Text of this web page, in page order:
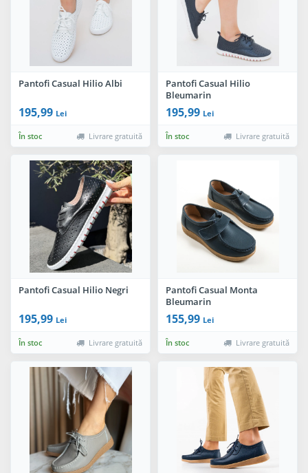
Pantofi Casual Hilio Albi
195,99 Lei
În stoc Livrare gratuită
Pantofi Casual Hilio
Bleumarin
195,99 Lei
În stoc Livrare gratuită
Pantofi Casual Hilio Negri
195,99 Lei
În stoc Livrare gratuită
Pantofi Casual Monta
Bleumarin
155,99 Lei
În stoc Livrare gratuită